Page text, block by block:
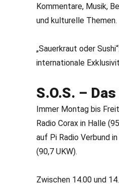
Kommentare, Musik,
und kulturelle Themen.
„Sauerkraut oder
internationale
S.O.S. –
Immer Montag bis
Radio Corax in Halle
auf Pi Radio Verbund
(90,7 UKW).
Zwischen 14.00 und